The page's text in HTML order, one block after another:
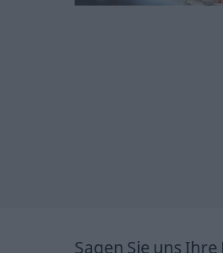
Sagen Sie uns